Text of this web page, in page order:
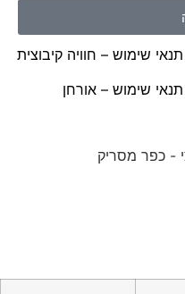
תנאי שימוש – חוויה קיבוצית
תנאי שימוש – אורחן